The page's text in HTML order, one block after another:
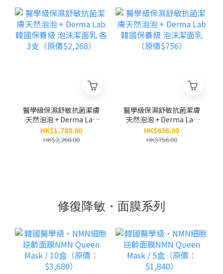
（200ML）
醫學級保濕舒敏抗菌潔膚
天然泡泡 + Derma Lab
韓國保養級 泡沫潔面乳
各3支（原價$2,268）
HK$1,788.00
HK$2,268.00
醫學級保濕舒敏抗菌潔膚
天然泡泡 + Derma Lab
韓國保養級 泡沫潔面乳
（原價$756）
HK$636.00
HK$756.00
修復降敏・面膜系列